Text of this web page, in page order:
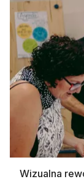
Wizualna